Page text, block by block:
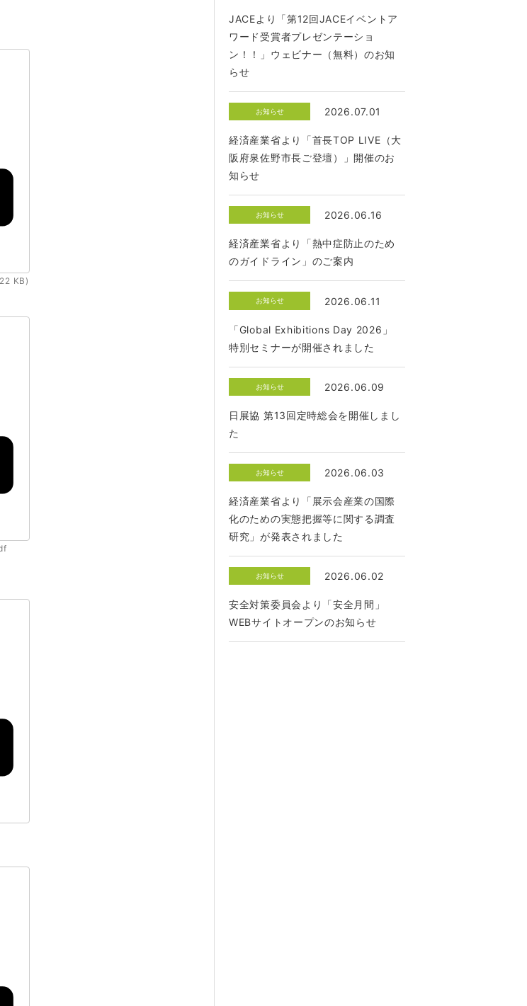
KB)
JACEより「第12回JACEイベントア
ワード受賞者プレゼンテーショ
ン！！」ウェビナー（無料）のお知
らせ
お知らせ 2026.07.01
経済産業省より「首長TOP LIVE（大
阪府泉佐野市長ご登壇）」開催のお
知らせ
お知らせ 2026.06.16
経済産業省より「熱中症防止のため
のガイドライン」のご案内
お知らせ 2026.06.11
「Global Exhibitions Day 2026」
特別セミナーが開催されました
お知らせ 2026.06.09
日展協 第13回定時総会を開催しまし
た
お知らせ 2026.06.03
経済産業省より「展示会産業の国際
化のための実態把握等に関する調査
研究」が発表されました
お知らせ 2026.06.02
安全対策委員会より「安全月間」
WEBサイトオープンのお知らせ